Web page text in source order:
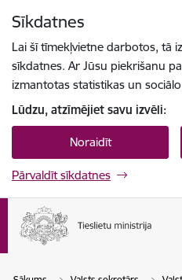
Sīkdatnes
Lai šī tīmekļvietne darbotos, tā
sīkdatnes. Ar Jūsu piekrišanu
izmantotas statistikas un
Lūdzu, atzīmējiet savu izvēli:
Noraidīt
Pārvaldīt sīkdatnes